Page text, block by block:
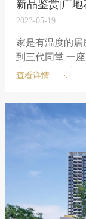
2023-05-19
家是有温度的居所 从奋斗时光到成家立业 从二人
到三代同堂 一座房子，不止于方寸之间 让房子在贴合需
求的基础上 进行空间打造和细节研磨 方为真正意义上的
查看详情